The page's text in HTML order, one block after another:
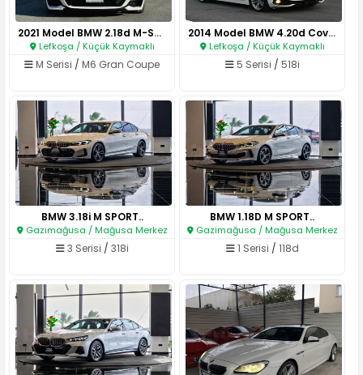
2021 Model BMW 2.18d M-Sport G..
Lefkoşa / Küçük Kaymaklı
M Serisi / M6 Gran Coupe
2014 Model BMW 4.20d Covertıbl..
Lefkoşa / Küçük Kaymaklı
5 Serisi / 518i
BMW 3.18i M SPORT..
Gazimağusa / Mağusa Merkez
3 Serisi / 318i
BMW 1.18D M SPORT..
Gazimağusa / Mağusa Merkez
1 Serisi / 118d